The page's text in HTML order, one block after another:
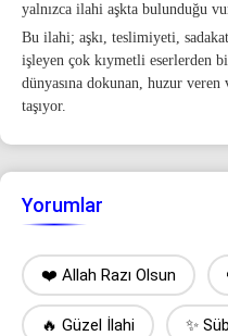
yalnızca ilahi aşkta bulunduğu
Bu ilahi; aşkı, teslimiyeti,
işleyen çok kıymetli eserlerden
dünyasına dokunan, huzur
taşıyor.
Yorumlar
❤️ Allah Razı Olsun
🔥 Güzel İlahi ✨